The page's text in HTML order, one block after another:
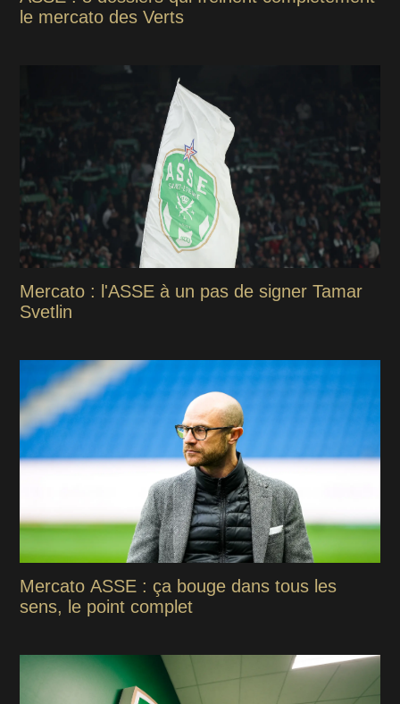
le mercato des Verts
Mercato : l'ASSE à un pas de signer Tamar
Svetlin
Mercato ASSE : ça bouge dans tous les
sens, le point complet